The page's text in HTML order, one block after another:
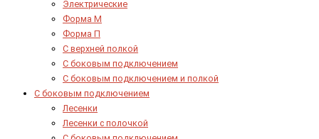
Электрические
Форма М
Форма П
C верхней полкой
C боковым подключением
C боковым подключением и полкой
С боковым подключением
Лесенки
Лесенки с полочкой